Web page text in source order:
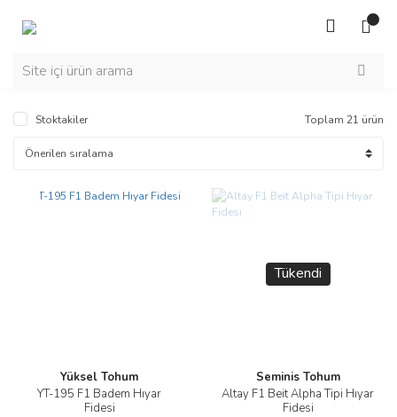
Stoktakiler Toplam 21 ürün
Yüksel Tohum
YT-195 F1 Badem Hıyar
Fidesi
Tükendi
Seminis Tohum
Altay F1 Beit Alpha Tipi Hıyar
Fidesi